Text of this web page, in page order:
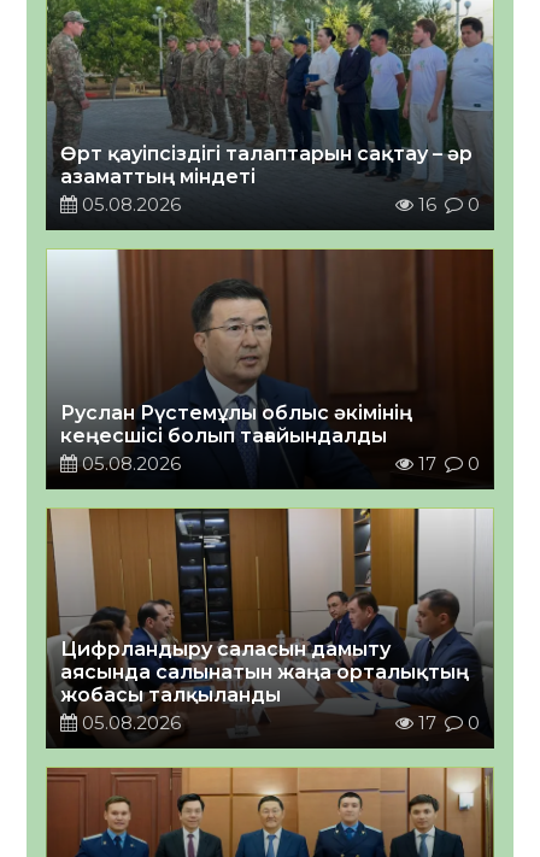
Өрт қауіпсіздігі талаптарын сақтау – әр
азаматтың міндеті
05.08.2026
16 0
Руслан Рүстемұлы облыс әкімінің
кеңесшісі болып тағайындалды
05.08.2026
17 0
Цифрландыру саласын дамыту
аясында салынатын жаңа орталықтың
жобасы талқыланды
05.08.2026
17 0